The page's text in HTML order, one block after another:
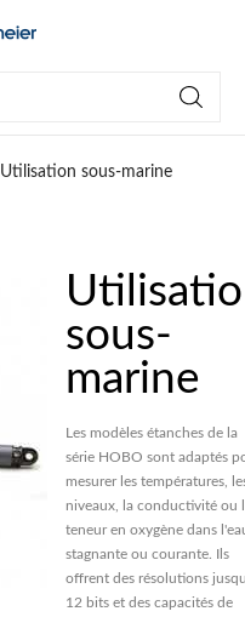
Utilisation sous-marine
sous-
marine
Les modèles étanches de la
série HOBO sont adaptés
mesurer les températures,
niveaux, la conductivité ou
teneur en oxygène dans
stagnante ou courante. Ils
offrent des résolutions
12 bits et des capacités de